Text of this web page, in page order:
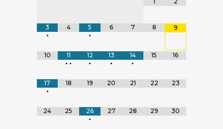
3
•
4
5
•
6 7 8 9
10
11
• •
12
•
13
•
14
•
15 16
17
•
18 19 20 21 22 23
24 25
26
•
27 28 29 30